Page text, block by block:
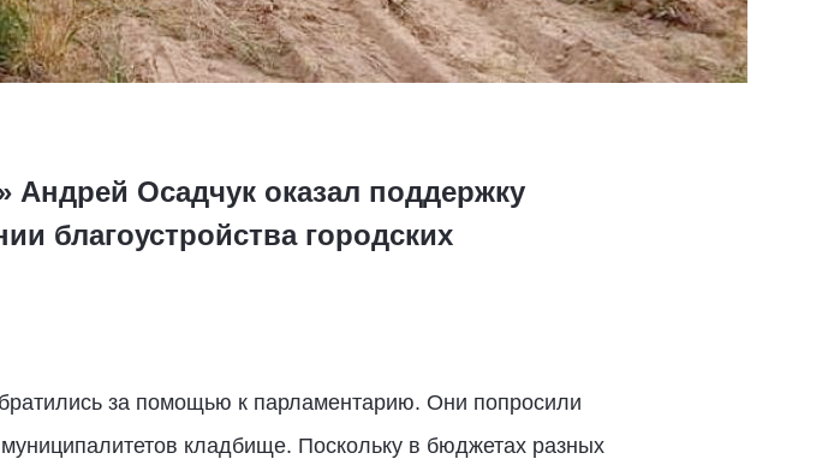
Андрей Осадчук оказал поддержку
благоустройства городских
за помощью к парламентарию. Они попросили
кладбище. Поскольку в бюджетах разных